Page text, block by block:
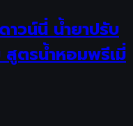
วน์นี่ น้ำยาปรับ
ตรน้ำหอมพรีเมี่